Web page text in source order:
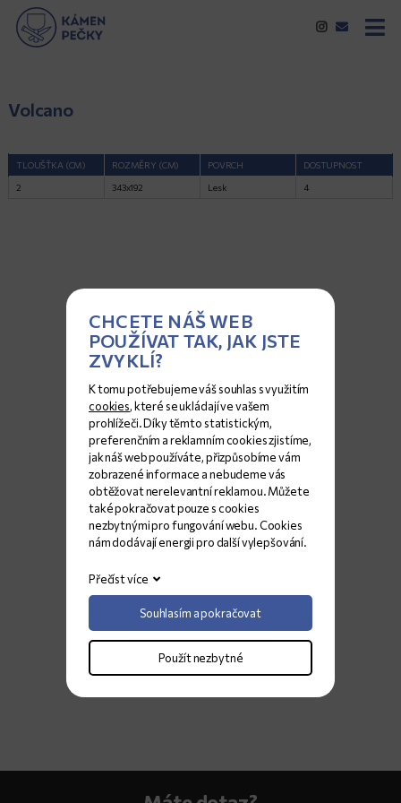
Volcano
TLOUŠŤKA (CM) ROZMĚRY (CM) POVRCH DOSTUPNOST
2 343x192 Lesk 4
CHCETE NÁŠ WEB
POUŽÍVAT TAK, JAK JSTE
ZVYKLÍ?
K tomu potřebujeme váš souhlas s využitím
cookies, které se ukládají ve vašem
prohlížeči. Díky těmto statistickým,
preferenčním a reklamním cookies zjistíme,
jak náš web používáte, přizpůsobíme vám
zobrazené informace a nebudeme vás
obtěžovat nerelevantní reklamou. Můžete
také pokračovat pouze s cookies
nezbytnými pro fungování webu. Cookies
nám dodávají energii pro další vylepšování.
Přečíst více
Souhlasím a pokračovat
Použít nezbytné